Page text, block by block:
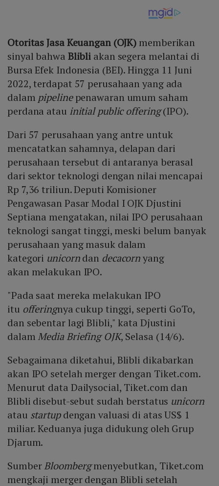
Otoritas Jasa Keuangan (OJK) memberikan
sinyal bahwa Blibli akan segera melantai di
Bursa Efek Indonesia (BEI). Hingga 11 Juni
2022, terdapat 57 perusahaan yang ada
dalam pipelinepenawaran umum saham
perdana atau initial public offering(IPO).
Dari 57 perusahaan yang antre untuk
mencatatkan sahamnya, delapan dari
perusahaan tersebut di antaranya berasal
dari sektor teknologi dengan nilai mencapai
Rp 7,36 triliun. Deputi Komisioner
Pengawasan Pasar Modal I OJK Djustini
Septiana mengatakan, nilai IPO perusahaan
teknologi sangat tinggi, meski belum banyak
perusahaan yang masuk dalam
kategori unicorndan decacornyang
akan melakukan IPO.
"Pada saat mereka melakukan IPO
itu offeringnya cukup tinggi, seperti GoTo,
dan sebentar lagi Blibli," kata Djustini
dalam Media Briefing OJK, Selasa (14/6).
Sebagaimana diketahui, Blibli dikabarkan
akan IPO setelah merger dengan Tiket.com.
Menurut data Dailysocial, Tiket.com dan
Blibli disebut-sebut sudah berstatus unicorn
atau startupdengan valuasi di atas US$ 1
miliar. Keduanya juga didukung oleh Grup
Djarum.
SumberBloombergmenyebutkan, Tiket.com
mengkaji merger dengan Blibli setelah